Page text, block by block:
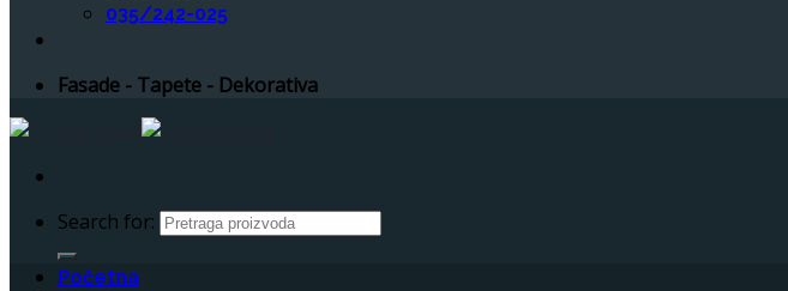
035/242-025
Fasade - Tapete - Dekorativa
Search for:
Početna